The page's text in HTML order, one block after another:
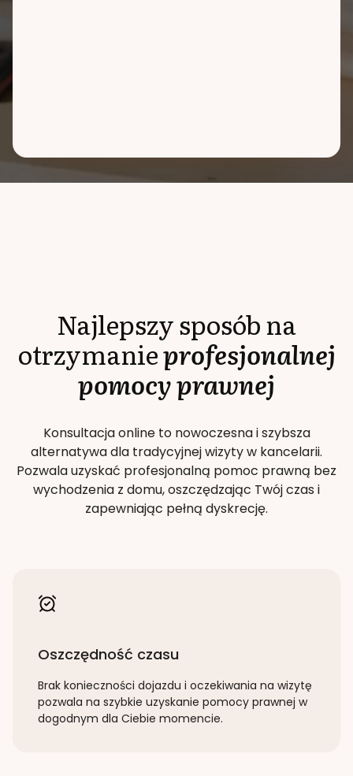
Najlepszy sposób na
otrzymanieprofesjonalnej
pomocy prawnej
Konsultacja online to nowoczesna i szybsza
alternatywa dla tradycyjnej wizyty w kancelarii.
Pozwala uzyskać profesjonalną pomoc prawną bez
wychodzenia z domu, oszczędzając Twój czas i
zapewniając pełną dyskrecję.
Oszczędność czasu
Brak konieczności dojazdu i oczekiwania na wizytę
pozwala na szybkie uzyskanie pomocy prawnej w
dogodnym dla Ciebie momencie.